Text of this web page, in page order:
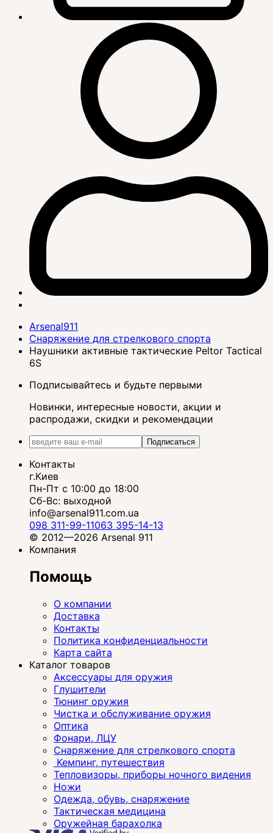
Arsenal911
Снаряжение для стрелкового спорта
Наушники активные тактические Peltor Tactical
6S
Подписывайтесь и будьте первыми
Новинки, интересные новости, акции и
распродажи, скидки и рекомендации
Подписаться
Контакты
г.Киев
Пн-Пт с 10:00 до 18:00
Сб-Вс: выходной
info@arsenal911.com.ua
098 311-99-11063 395-14-13
© 2012—2026 Arsenal 911
Компания
Помощь
О компании
Доставка
Контакты
Политика конфиденциальности
Карта сайта
Каталог товаров
Аксессуары для оружия
Глушители
Тюнинг оружия
Чистка и обслуживание оружия
Оптика
Фонари, ЛЦУ
Снаряжение для стрелкового спорта
Кемпинг, путешествия
Тепловизоры, приборы ночного видения
Ножи
Одежда, обувь, снаряжение
Тактическая медицина
Оружейная барахолка